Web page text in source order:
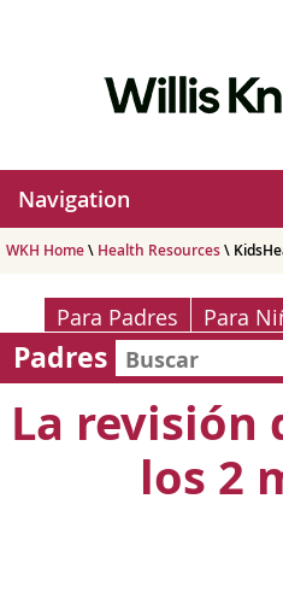
Navigation
WKH Home\ Health Resources\
Para Padres Para
Padres
La revisión
los 2